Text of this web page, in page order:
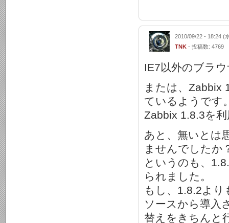
2010/09/22 - 18:24 (
TNK - 投稿数: 4769
IE7以外のブラ
または、Zabbix
ているようです
Zabbix 1.8.3を
あと、無いとは
ませんでしたか
というのも、
られました。
もし、1.8.2よ
ソースから導入
替えをきちんと